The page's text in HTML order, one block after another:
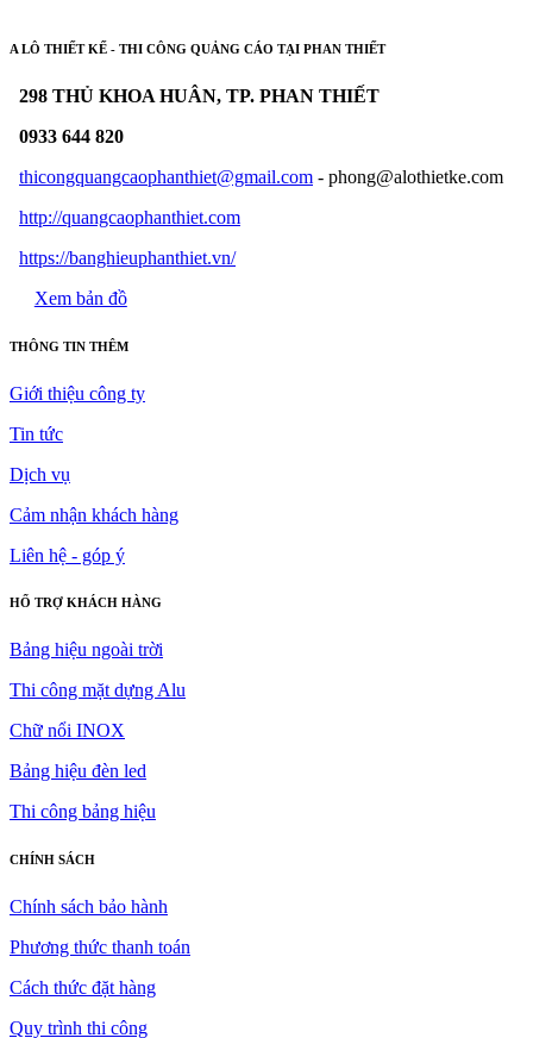
A LÔ THIẾT KẾ - THI CÔNG QUẢNG CÁO TẠI PHAN THIẾT
298 THỦ KHOA HUÂN, TP. PHAN THIẾT
0933 644 820
thicongquangcaophanthiet@gmail.com - phong@alothietke.com
http://quangcaophanthiet.com
https://banghieuphanthiet.vn/
Xem bản đồ
THÔNG TIN THÊM
Giới thiệu công ty
Tin tức
Dịch vụ
Cảm nhận khách hàng
Liên hệ - góp ý
HỔ TRỢ KHÁCH HÀNG
Bảng hiệu ngoài trời
Thi công mặt dựng Alu
Chữ nổi INOX
Bảng hiệu đèn led
Thi công bảng hiệu
CHÍNH SÁCH
Chính sách bảo hành
Phương thức thanh toán
Cách thức đặt hàng
Quy trình thi công